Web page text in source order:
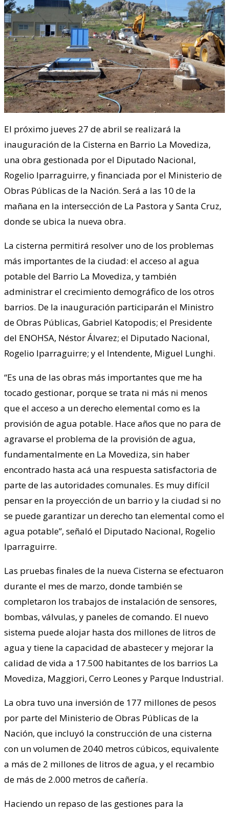
El próximo jueves 27 de abril se realizará la
inauguración de la Cisterna en Barrio La Movediza,
una obra gestionada por el Diputado Nacional,
Rogelio Iparraguirre, y financiada por el Ministerio de
Obras Públicas de la Nación. Será a las 10 de la
mañana en la intersección de La Pastora y Santa Cruz,
donde se ubica la nueva obra.
La cisterna permitirá resolver uno de los problemas
más importantes de la ciudad: el acceso al agua
potable del Barrio La Movediza, y también
administrar el crecimiento demográfico de los otros
barrios. De la inauguración participarán el Ministro
de Obras Públicas, Gabriel Katopodis; el Presidente
del ENOHSA, Néstor Álvarez; el Diputado Nacional,
Rogelio Iparraguirre; y el Intendente, Miguel Lunghi.
“Es una de las obras más importantes que me ha
tocado gestionar, porque se trata ni más ni menos
que el acceso a un derecho elemental como es la
provisión de agua potable. Hace años que no para de
agravarse el problema de la provisión de agua,
fundamentalmente en La Movediza, sin haber
encontrado hasta acá una respuesta satisfactoria de
parte de las autoridades comunales. Es muy difícil
pensar en la proyección de un barrio y la ciudad si no
se puede garantizar un derecho tan elemental como el
agua potable”, señaló el Diputado Nacional, Rogelio
Iparraguirre.
Las pruebas finales de la nueva Cisterna se efectuaron
durante el mes de marzo, donde también se
completaron los trabajos de instalación de sensores,
bombas, válvulas, y paneles de comando. El nuevo
sistema puede alojar hasta dos millones de litros de
agua y tiene la capacidad de abastecer y mejorar la
calidad de vida a 17.500 habitantes de los barrios La
Movediza, Maggiori, Cerro Leones y Parque Industrial.
La obra tuvo una inversión de 177 millones de pesos
por parte del Ministerio de Obras Públicas de la
Nación, que incluyó la construcción de una cisterna
con un volumen de 2040 metros cúbicos, equivalente
a más de 2 millones de litros de agua, y el recambio
de más de 2.000 metros de cañería.
Haciendo un repaso de las gestiones para la